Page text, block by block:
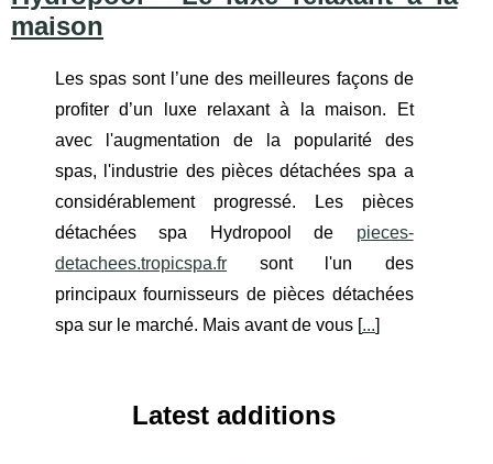
maison
Les spas sont l’une des meilleures façons de
profiter d’un luxe relaxant à la maison. Et
avec l'augmentation de la popularité des
spas, l'industrie des pièces détachées spa a
considérablement progressé. Les pièces
détachées spa Hydropool de pieces-
detachees.tropicspa.fr sont l'un des
principaux fournisseurs de pièces détachées
spa sur le marché. Mais avant de vous [...]
Latest additions